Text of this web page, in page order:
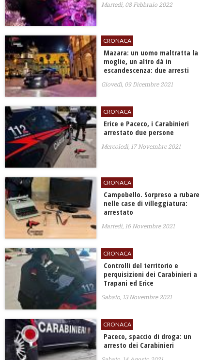
Martedì, 08 Febbraio 2022
CRONACA
Mazara: un uomo maltratta la
moglie, un altro dà in
escandescenza: due arresti
Giovedì, 09 Dicembre 2021
CRONACA
Erice e Paceco, i Carabinieri
arrestato due persone
Mercoledì, 17 Novembre 2021
CRONACA
Campobello. Sorpreso a rubare
nelle case di villeggiatura:
arrestato
Martedì, 16 Novembre 2021
CRONACA
Controlli del territorio e
perquisizioni dei Carabinieri a
Trapani ed Erice
Sabato, 13 Novembre 2021
CRONACA
Paceco, spaccio di droga: un
arresto dei Carabinieri